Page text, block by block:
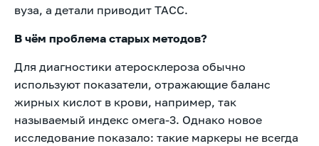
вуза, а детали приводит ТАСС.
В чём проблема старых методов?
Для диагностики атеросклероза обычно
используют показатели, отражающие баланс
жирных кислот в крови, например, так
называемый индекс омега-3. Однако новое
исследование показало: такие маркеры не всегда